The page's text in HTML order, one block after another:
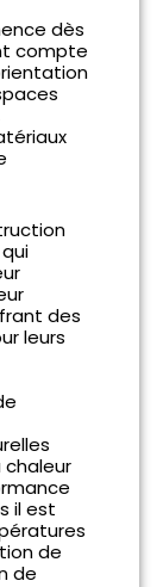
dès
compte
des
leurs
chaleur
il est
de
de